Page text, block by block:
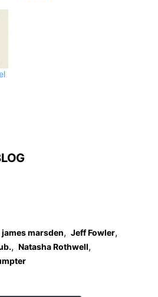
james marsden, Jeff Fowler,
, Natasha Rothwell,